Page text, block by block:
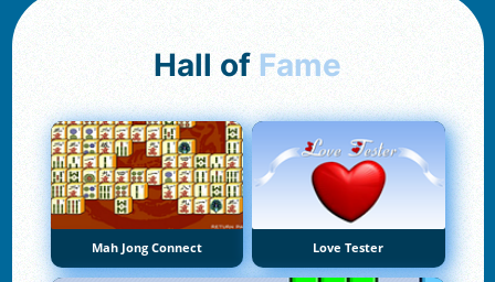
Hall of Fame
Mah Jong Connect Love Tester